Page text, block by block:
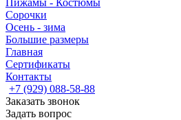
Пижамы - Костюмы
Сорочки
Oсень - зима
Большие размеры
Главная
Сертификаты
Контакты
+7 (929) 088-58-88
Заказать звонок
Задать вопрос